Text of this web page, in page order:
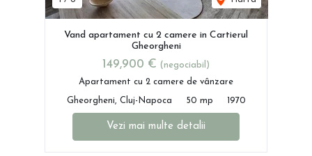
Vand apartament cu 2 camere in Cartierul
Gheorgheni
149,900 € (negociabil)
Apartament cu 2 camere de vânzare
Gheorgheni, Cluj-Napoca 50 mp 1970
Vezi mai multe detalii